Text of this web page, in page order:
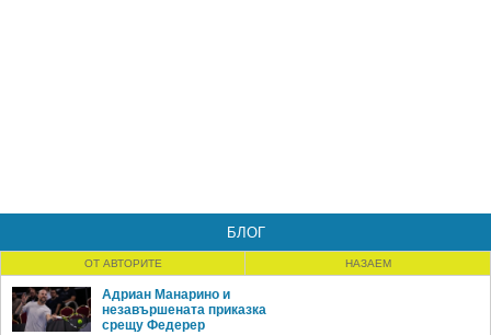
БЛОГ
ОТ АВТОРИТЕ НАЗАЕМ
Адриан Манарино и
незавършената приказка
срещу Федерер